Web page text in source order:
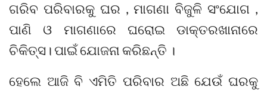
ଗରିବ ପରିବାରକୁ ଘର , ମାଗଣା ବିଜୁଳି ସଂଯୋଗ ,
ପାଣି ଓ ମାଗଣାରେ ଘରୋଇ ଡାକ୍ତରଖାନାରେ
ଚିକିତ୍ସ। ପାଇଁ ଯୋଜନା କରିଛନ୍ତି ।
ହେଲେ ଆଜି ବି ଏମିତି ପରିବାର ଅଛି ଯେଉଁ ଘରକୁ